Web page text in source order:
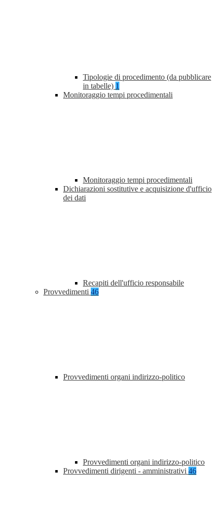
Tipologie di procedimento (da pubblicare
in tabelle) 1
Monitoraggio tempi procedimentali
Monitoraggio tempi procedimentali
Dichiarazioni sostitutive e acquisizione d'ufficio
dei dati
Recapiti dell'ufficio responsabile
Provvedimenti 46
Provvedimenti organi indirizzo-politico
Provvedimenti organi indirizzo-politico
Provvedimenti dirigenti - amministrativi 46